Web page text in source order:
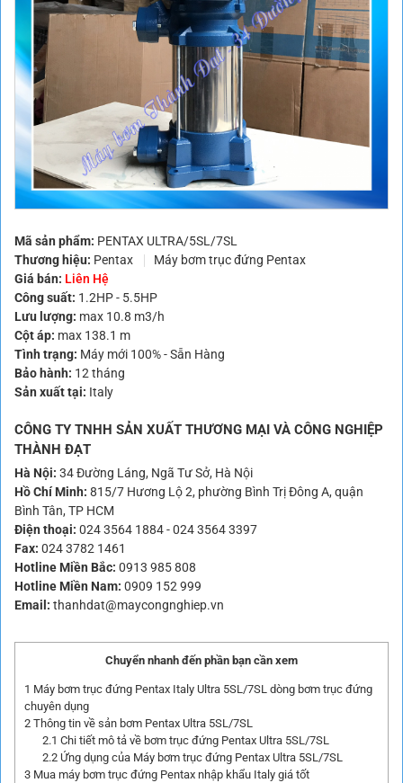
Mã sản phẩm: PENTAX ULTRA/5SL/7SL
Thương hiệu: Pentax
Máy bơm trục đứng Pentax
Giá bán: Liên Hệ
Công suất: 1.2HP - 5.5HP
Lưu lượng: max 10.8 m3/h
Cột áp: max 138.1 m
Tình trạng: Máy mới 100% - Sẵn Hàng
Bảo hành: 12 tháng
Sản xuất tại: Italy
CÔNG TY TNHH SẢN XUẤT THƯƠNG MẠI VÀ CÔNG NGHIỆP
THÀNH ĐẠT
Hà Nội: 34 Đường Láng, Ngã Tư Sở, Hà Nội
Hồ Chí Minh: 815/7 Hương Lộ 2, phường Bình Trị Đông A, quận
Bình Tân, TP HCM
Điện thoại: 024 3564 1884-024 3564 3397
Fax: 024 3782 1461
Hotline Miền Bắc: 0913 985 808
Hotline Miền Nam: 0909 152 999
Email: thanhdat@maycongnghiep.vn
Chuyển nhanh đến phần bạn cần xem
1 Máy bơm trục đứng Pentax Italy Ultra 5SL/7SL dòng bơm trục đứng
chuyên dụng
2 Thông tin về sản bơm Pentax Ultra 5SL/7SL
2.1 Chi tiết mô tả về bơm trục đứng Pentax Ultra 5SL/7SL
2.2Ứng dụng của Máy bơm trục đứng Pentax Ultra 5SL/7SL
3 Mua máy bơm trục đứng Pentax nhập khẩu Italy giá tốt